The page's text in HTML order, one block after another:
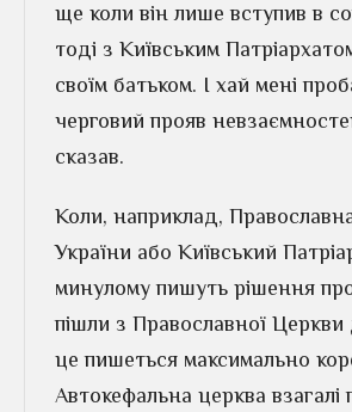
ще коли він лише вступив в
тоді з Київським
своїм батьком. І хай мені
черговий прояв
сказав.
Коли, наприклад,
України або Київський
минулому пишуть рішення
пішли з Православної
це пишеться максимально
Автокефальна церква взагалі